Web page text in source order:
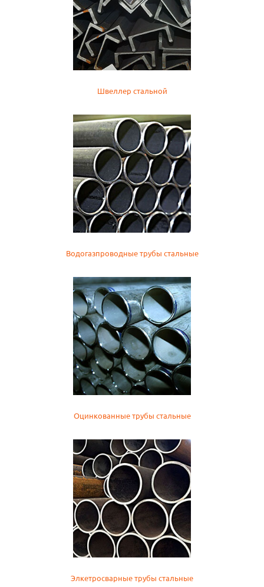
Швеллер стальной
Водогазпроводные трубы стальные
Оцинкованные трубы стальные
Элкетросварные трубы стальные